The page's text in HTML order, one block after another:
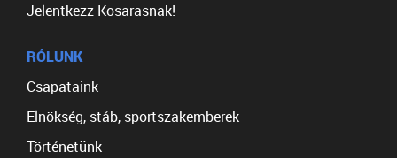
Jelentkezz Kosarasnak!
RÓLUNK
Csapataink
Elnökség, stáb, sportszakemberek
Történetünk